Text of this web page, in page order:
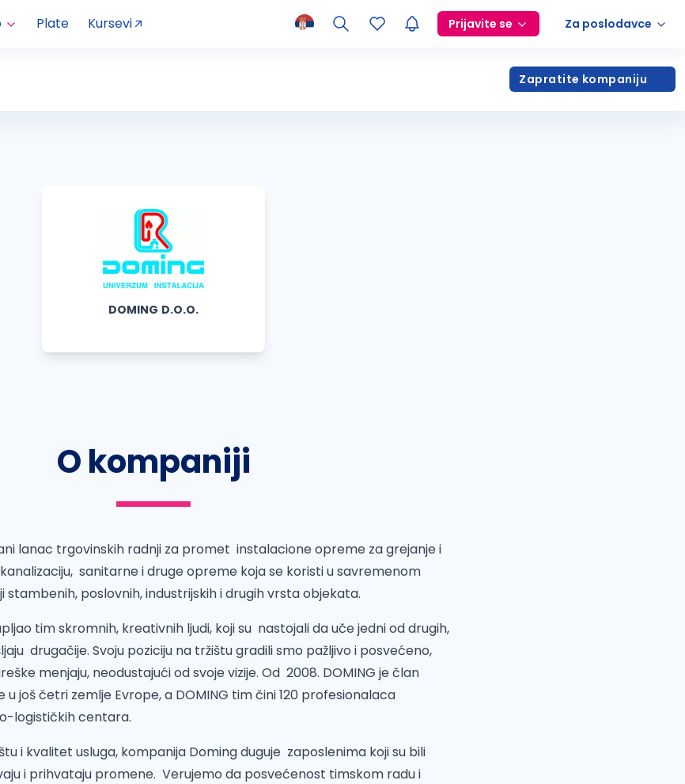
Plate Kursevi Prijavite se Za poslodavce
Zapratite kompaniju
DOMING D.O.O.
O kompaniji
lanac trgovinskih radnji za promet instalacione opreme za grejanje i
sanitarne i druge opreme koja se koristi u savremenom
poslovnih, industrijskih i drugih vrsta objekata.
tim skromnih, kreativnih ljudi, koji su nastojali da uče jedni od drugih,
drugačije. Svoju poziciju na tržištu gradili smo pažljivo i posvećeno,
menjaju, neodustajući od svoje vizije. Od 2008. DOMING je član
u još četri zemlje Evrope, a DOMING tim čini 120 profesionalaca
logističkih centara.
i kvalitet usluga, kompanija Doming duguje zaposlenima koji su bili
i prihvataju promene. Verujemo da posvećenost timskom radu i